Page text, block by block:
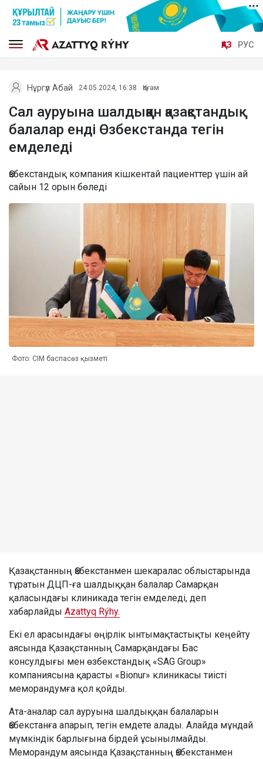
ҚАЗ РУС
Нұргүл Абай 24.05.2024, 16:38 Қоғам
Сал ауруына шалдыққан қазақстандық
балалар енді Өзбекстанда тегін
емделеді
Өзбекстандық компания кішкентай пациенттер үшін ай
сайын 12 орын бөледі
Фото: СІМ баспасөз қызметі
Қазақстанның Өзбекстанмен шекаралас облыстарында
тұратын ДЦП-ға шалдыққан балалар Самарқан
қаласындағы клиникада тегін емделеді, деп
хабарлайды Azattyq Rýhy.
Екі ел арасындағы өңірлік ынтымақтастықты кеңейту
аясында Қазақстанның Самарқандағы Бас
консулдығы мен өзбекстандық «SAG Group»
компаниясына қарасты «Bionur» клиникасы тиісті
меморандумға қол қойды.
Ата-аналар сал ауруына шалдыққан балаларын
Өзбекстанға апарып, тегін емдете алады. Алайда мұндай
мүмкіндік барлығына бірдей ұсынылмайды.
Меморандум аясында Қазақстанның Өзбекстанмен